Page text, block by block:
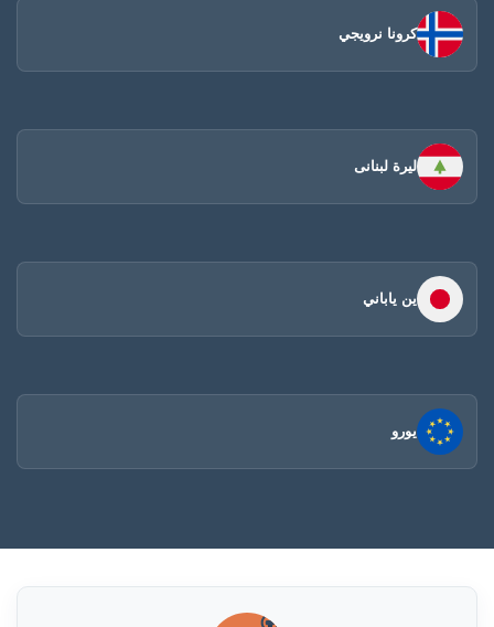
كرونا نرويجي
ليرة لبنانى
ين ياباني
يورو